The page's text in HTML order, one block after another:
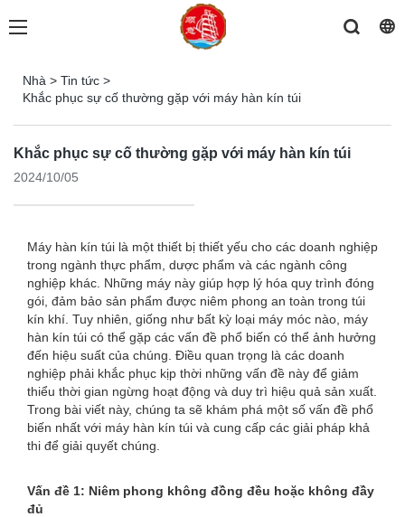
Nhà > Tin tức >
Khắc phục sự cố thường gặp với máy hàn kín túi
Khắc phục sự cố thường gặp với máy hàn kín túi
2024/10/05
Máy hàn kín túi là một thiết bị thiết yếu cho các doanh nghiệp
trong ngành thực phẩm, dược phẩm và các ngành công
nghiệp khác. Những máy này giúp hợp lý hóa quy trình đóng
gói, đảm bảo sản phẩm được niêm phong an toàn trong túi
kín khí. Tuy nhiên, giống như bất kỳ loại máy móc nào, máy
hàn kín túi có thể gặp các vấn đề phổ biến có thể ảnh hưởng
đến hiệu suất của chúng. Điều quan trọng là các doanh
nghiệp phải khắc phục kịp thời những vấn đề này để giảm
thiểu thời gian ngừng hoạt động và duy trì hiệu quả sản xuất.
Trong bài viết này, chúng ta sẽ khám phá một số vấn đề phổ
biến nhất với máy hàn kín túi và cung cấp các giải pháp khả
thi để giải quyết chúng.
Vấn đề 1: Niêm phong không đồng đều hoặc không đầy
đủ